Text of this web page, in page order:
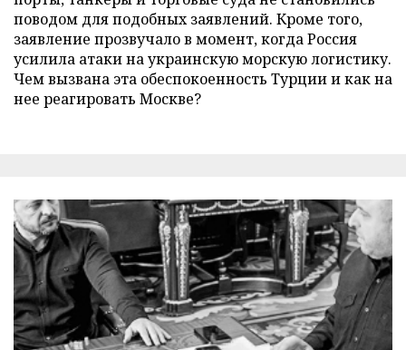
поводом для подобных заявлений. Кроме того,
заявление прозвучало в момент, когда Россия
усилила атаки на украинскую морскую логистику.
Чем вызвана эта обеспокоенность Турции и как на
нее реагировать Москве?